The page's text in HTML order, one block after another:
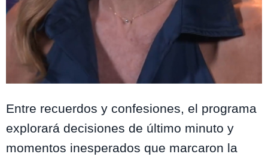
Entre recuerdos y confesiones, el programa
explorará decisiones de último minuto y
momentos inesperados que marcaron la